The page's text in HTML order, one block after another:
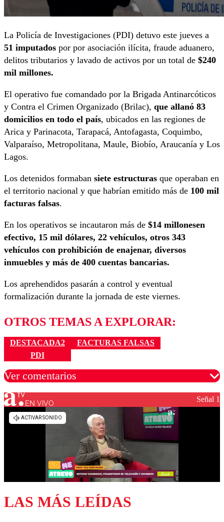
La Policía de Investigaciones (PDI) detuvo este jueves a
51 imputados por por asociación ilícita, fraude aduanero,
delitos tributarios y lavado de activos por un total de $240
mil millones.
El operativo fue comandado por la Brigada Antinarcóticos
y Contra el Crimen Organizado (Brilac), que allanó 83
domicilios en todo el país, ubicados en las regiones de
Arica y Parinacota, Tarapacá, Antofagasta, Coquimbo,
Valparaíso, Metropolitana, Maule, Biobío, Araucanía y Los
Lagos.
Los detenidos formaban siete estructuras que operaban en
el territorio nacional y que habrían emitido más de 100 mil
facturas falsas.
En los operativos se incautaron más de $14 millonesen
efectivo, 15 mil dólares, 22 vehículos, otros 343
vehículos con prohibición de enajenar, diversos
inmuebles y más de 400 cuentas bancarias.
Los aprehendidos pasarán a control y eventual
formalización durante la jornada de este viernes.
OTROS TEMAS A EXPLORAR:
DESTACADA2
FACTURAS FALSAS
PDI
Ver comentarios
Los comentarios son moderados para garantizar un
diálogo respetuoso.
EN VIVO Señal 1
LAS MÁS LEÍDAS